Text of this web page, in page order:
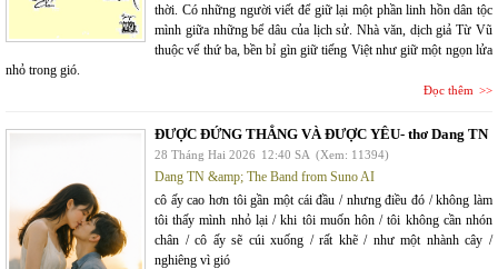
thời. Có những người viết để giữ lại một phần linh hồn dân tộc
mình giữa những bể dâu của lịch sử. Nhà văn, dịch giả Từ Vũ
thuộc vế thứ ba, bền bỉ gìn giữ tiếng Việt như giữ một ngọn lửa
nhỏ trong gió.
Đọc thêm
ĐƯỢC ĐỨNG THẲNG VÀ ĐƯỢC YÊU- thơ Dang TN
28 Tháng Hai 2026 12:40 SA (Xem: 11394)
Dang TN &amp; The Band from Suno AI
cô ấy cao hơn tôi gần một cái đầu / nhưng điều đó / không làm
tôi thấy mình nhỏ lại / khi tôi muốn hôn / tôi không cần nhón
chân / cô ấy sẽ cúi xuống / rất khẽ / như một nhành cây /
nghiêng vì gió